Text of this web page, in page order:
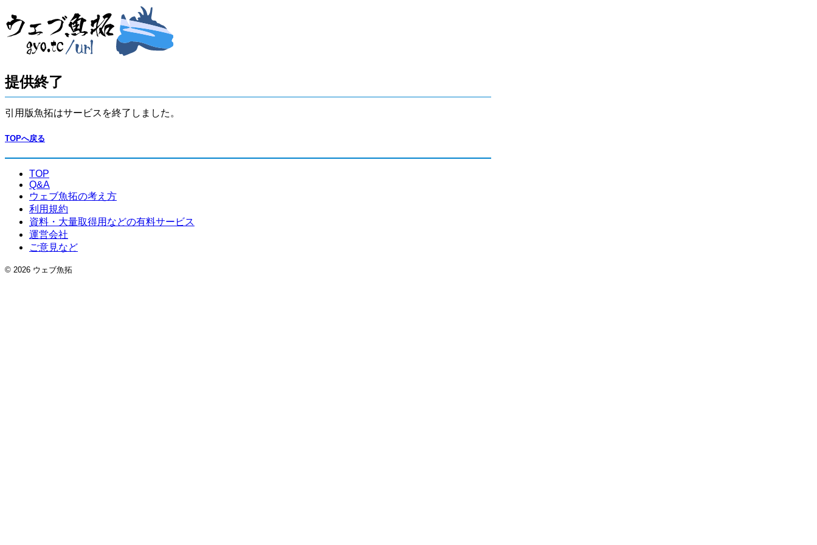
提供終了
引用版魚拓はサービスを終了しました。
TOPへ戻る
TOP
Q&A
ウェブ魚拓の考え方
利用規約
資料・大量取得用などの有料サービス
運営会社
ご意見など
© 2026 ウェブ魚拓